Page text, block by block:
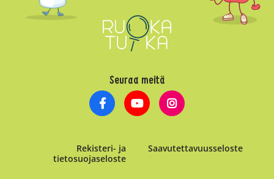
Seuraa meitä
Rekisteri- ja
tietosuojaseloste
Saavutettavuusseloste